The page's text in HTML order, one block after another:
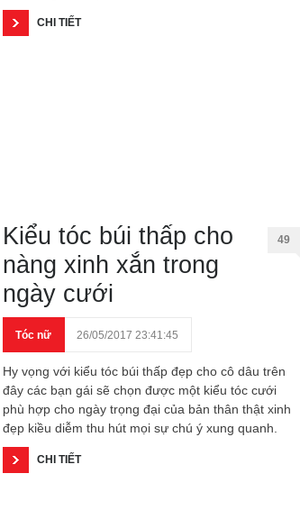
CHI TIẾT
Kiểu tóc búi thấp cho
nàng xinh xắn trong
ngày cưới
49
Tóc nữ 26/05/2017 23:41:45
Hy vọng với kiểu tóc búi thấp đẹp cho cô dâu trên
đây các bạn gái sẽ chọn được một kiểu tóc cưới
phù hợp cho ngày trọng đại của bản thân thật xinh
đẹp kiều diễm thu hút mọi sự chú ý xung quanh.
CHI TIẾT